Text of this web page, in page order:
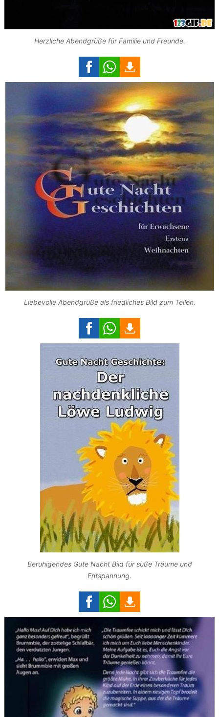
Herzliche Abendgrüße für Familie und Freunde.
Liebevolle Abendgrüße als friedliches Bild zum Teilen.
Beruhigendes Gute Nacht Bild für süße Träume und
Entspannung.